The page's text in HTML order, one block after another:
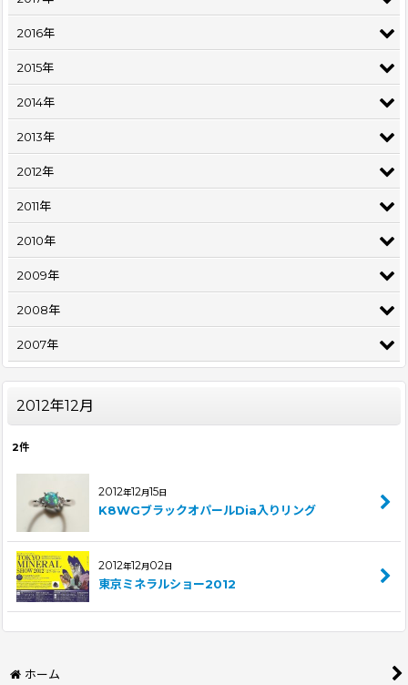
2012年12月
2件
2012年12月15日
K8WGブラックオパールDia入りリング
2012年12月02日
東京ミネラルショー2012
2016年
2015年
2014年
2013年
2012年
2011年
2010年
2009年
2008年
2007年
ホーム